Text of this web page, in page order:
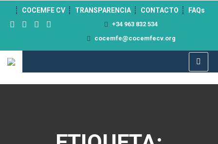
COCEMFE CV TRANSPARENCIA CONTACTO FAQs
+34 963 832 534
cocemfe@cocemfecv.org